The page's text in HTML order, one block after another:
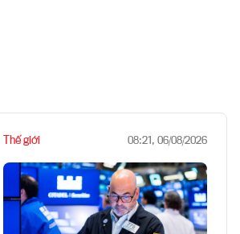
Thế giới 08:21, 06/08/2026